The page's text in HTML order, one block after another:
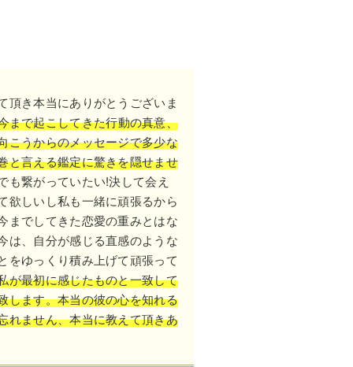
頂き本当にありがとうございま
まで起こしてきた行動の真意、
こうからのメッセージで多少な
と言える鑑定に驚きを隠せませ
も繋がっていたい!決して会え
欲しいし私も一緒に頑張るから
までしてきた恋愛の重みとはな
は、自分が感じる直感のような
をゆっくり積み上げて頑張って
が最初に感じたものと一致して
します。本当の彼の心を知れる
れません、本当に教えて頂きあ